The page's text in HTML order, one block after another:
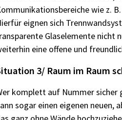
wie z.
eignen sich
Glaselemente nicht
eine offene und
3/ Raum im Raum
komplett auf Nummer sicher
sogar einen eigenen neuen,